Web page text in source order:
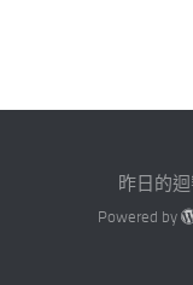
昨日的迴
Powered by